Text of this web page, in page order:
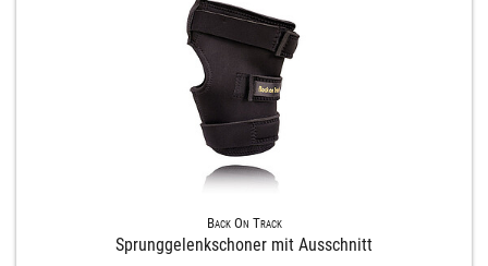
Back On Track
Sprunggelenkschoner mit Ausschnitt